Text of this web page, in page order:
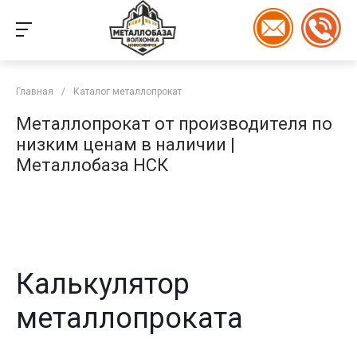
Главная / Каталог металлопрокат
Металлопрокат от производителя по
низким ценам в наличии |
Металлобаза НСК
Калькулятор
металлопроката